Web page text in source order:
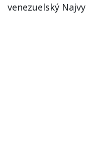
venezuelský